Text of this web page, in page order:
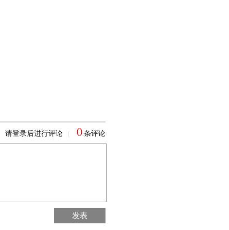
请登录后进行评论 0条评论
发表
回到首页